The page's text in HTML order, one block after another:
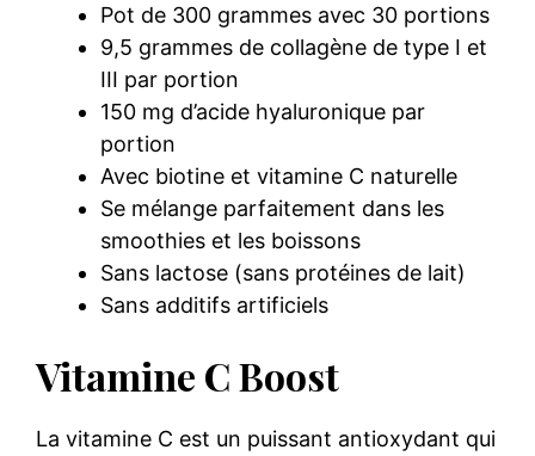
Pot de 300 grammes avec 30 portions
9,5 grammes de collagène de type I et
III par portion
150 mg d’acide hyaluronique par
portion
Avec biotine et vitamine C naturelle
Se mélange parfaitement dans les
smoothies et les boissons
Sans lactose (sans protéines de lait)
Sans additifs artificiels
Vitamine C Boost
La vitamine C est un puissant antioxydant qui